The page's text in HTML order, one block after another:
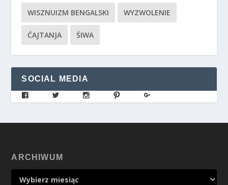
WISZNUIZM BENGALSKI WYZWOLENIE
ĆAJTANJA ŚIWA
SOCIAL MEDIA
ARCHIWUM